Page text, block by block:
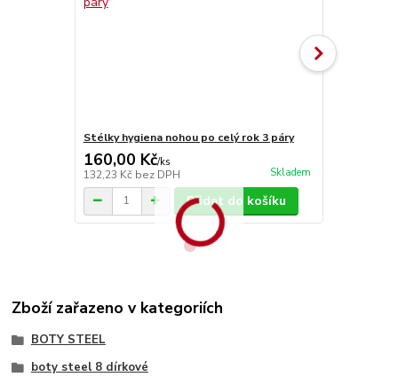
Stélky hygiena nohou po celý rok 3 páry
160,00 Kč/ks
132,23 Kč bez DPH Skladem
Přidat do košíku
Zboží zařazeno v kategoriích
BOTY STEEL
boty steel 8 dírkové